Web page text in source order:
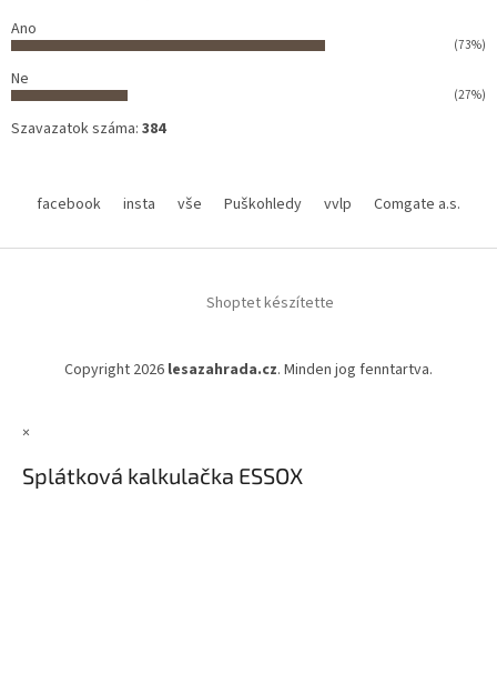
Ano
(73%)
Ne
(27%)
Szavazatok száma: 384
facebook insta vše Puškohledy vvlp Comgate a.s.
Shoptet készítette
Copyright 2026 lesazahrada.cz. Minden jog fenntartva.
×
Splátková kalkulačka ESSOX